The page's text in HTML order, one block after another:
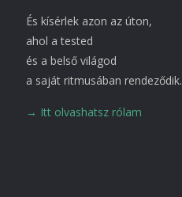
És kísérlek azon az úton,
ahol a tested
és a belső világod
a saját ritmusában rendeződik.
→ Itt olvashatsz rólam